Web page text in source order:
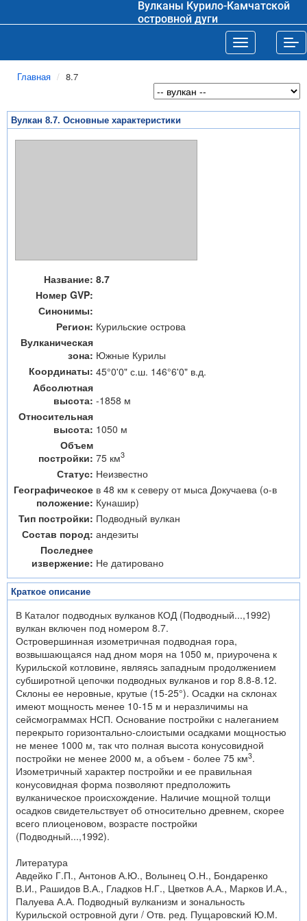
Вулканы Курило-Камчатской
островной дуги
Toggle
Главная 8.7
Вулкан 8.7. Основные характеристики
Название: 8.7
Номер GVP:
Синонимы:
Регион: Курильские острова
Вулканическая
зона: Южные Курилы
Координаты: 45°0'0" с.ш. 146°6'0" в.д.
Абсолютная
высота: -1858 м
Относительная
высота: 1050 м
Объем
постройки: 75 км3
Статус: Неизвестно
Географическое
положение:
в 48 км к северу от мыса Докучаева (о-в
Кунашир)
Тип постройки: Подводный вулкан
Состав пород: андезиты
Последнее
извержение: Не датировано
Краткое описание
В Каталог подводных вулканов КОД (Подводный...,1992)
вулкан включен под номером 8.7.
Островершинная изометричная подводная гора,
возвышающаяся над дном моря на 1050 м, приурочена к
Курильской котловине, являясь западным продолжением
субширотной цепочки подводных вулканов и гор 8.8-8.12.
Склоны ее неровные, крутые (15-25°). Осадки на склонах
имеют мощность менее 10-15 м и неразличимы на
сейсмограммах НСП. Основание постройки с налеганием
перекрыто горизонтально-слоистыми осадками мощностью
не менее 1000 м, так что полная высота конусовидной
постройки не менее 2000 м, а объем - более 75 км3.
Изометричный характер постройки и ее правильная
конусовидная форма позволяют предположить
вулканическое происхождение. Наличие мощной толщи
осадков свидетельствует об относительно древнем, скорее
всего плиоценовом, возрасте постройки
(Подводный...,1992).
Литература
Авдейко Г.П., Антонов А.Ю., Волынец О.Н., Бондаренко
В.И., Рашидов В.А., Гладков Н.Г., Цветков А.А., Марков И.А.,
Палуева А.А. Подводный вулканизм и зональность
Курильской островной дуги / Отв. ред. Пущаровский Ю.М.